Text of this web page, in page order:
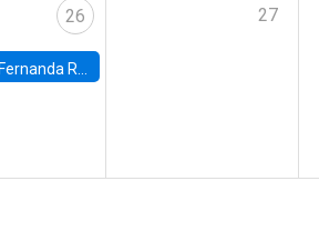
26
Fernanda Rojas Ampuero, University of Wisconsin-Madison
27